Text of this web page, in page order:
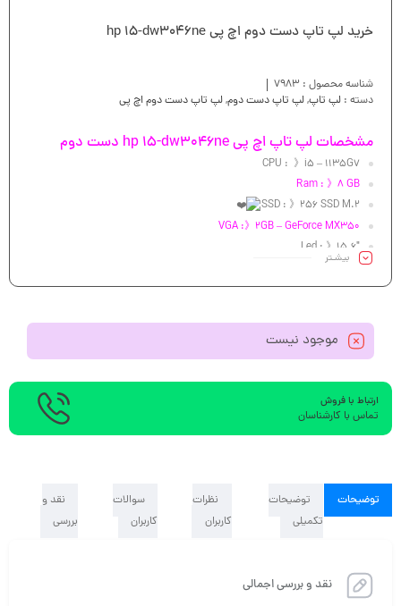
خرید لپ تاپ دست دوم اچ پی hp 15-dw3046ne
شناسه محصول : 7983
دسته : لپ تاپ,لپ تاپ دست دوم,لپ تاپ دست دوم اچ پی
مشخصات لپ تاپ اچ پی hp 15-dw3046ne دست دوم
CPU : 》i5 – 1135G7
Ram : 》8 GB
SSD : 》256 SSD M.2
VGA :》2GB – GeForce MX350
Led : 》15.6″
بیشـتر
موجود نیست
ارتباط با فروش
تماس با کارشناسان
توضیحات
توضیحات
تکمیلی
نظرات
کاربران
سوالات
کاربران
نقد و
بررسی
نقد و بررسی اجمالی